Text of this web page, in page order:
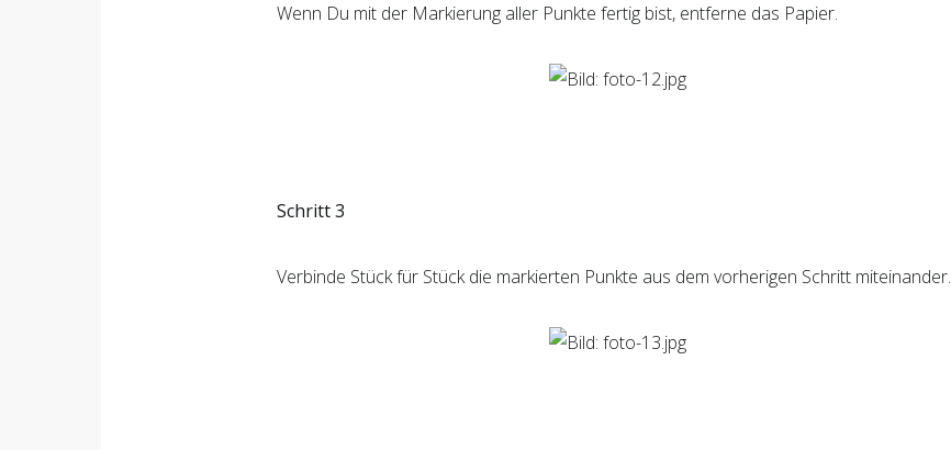
Wenn Du mit der Markierung aller Punkte fertig bist, entferne das Papier.
Schritt 3
Verbinde Stück für Stück die markierten Punkte aus dem vorherigen Schritt miteinander.